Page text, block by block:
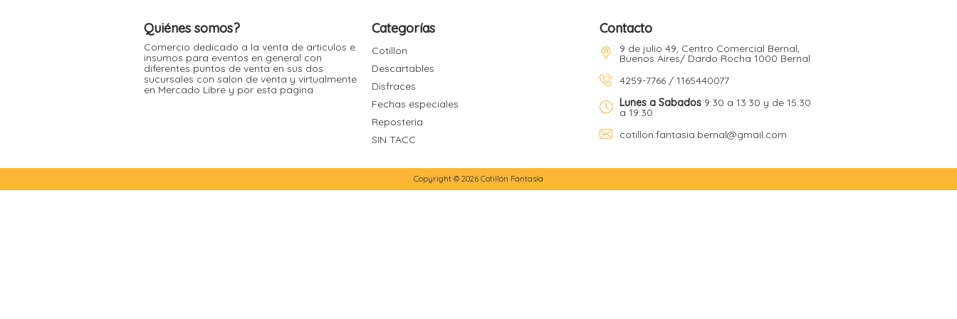
Navidad
Pascuas
Pirotines
Pre-mezclas
Velas y bengalas
Quiénes somos?
Comercio dedicado a la venta de articulos e
insumos para eventos en general con
diferentes puntos de venta en sus dos
sucursales con salon de venta y virtualmente
en Mercado Libre y por esta pagina
Categorías
Cotillon
Descartables
Disfraces
Fechas especiales
Reposteria
SIN TACC
Contacto
9 de julio 49, Centro Comercial Bernal,
Buenos Aires/ Dardo Rocha 1000 Bernal
4259-7766 / 1165440077
Lunes a Sabados9:30 a 13:30 y de 15:30
a 19:30
cotillon.fantasia.bernal@gmail.com
Copyright © 2026 Cotillón Fantasía